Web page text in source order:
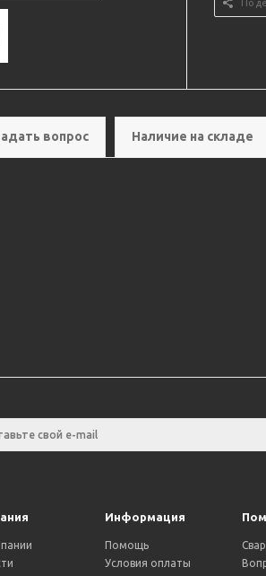
вопрос Наличие на складе
Информация
Помощь
Условия оплаты